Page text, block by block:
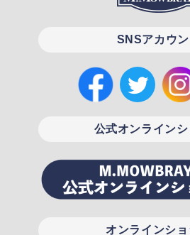
SNSアカウン
公式オンライン
オンラインシ